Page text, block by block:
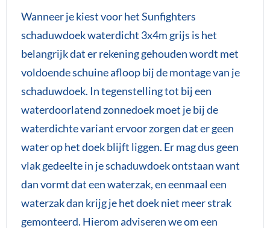
Wanneer je kiest voor het Sunfighters
schaduwdoek waterdicht 3x4m grijs is het
belangrijk dat er rekening gehouden wordt met
voldoende schuine afloop bij de montage van je
schaduwdoek. In tegenstelling tot bij een
waterdoorlatend zonnedoek moet je bij de
waterdichte variant ervoor zorgen dat er geen
water op het doek blijft liggen. Er mag dus geen
vlak gedeelte in je schaduwdoek ontstaan want
dan vormt dat een waterzak, en eenmaal een
waterzak dan krijg je het doek niet meer strak
gemonteerd. Hierom adviseren we om een